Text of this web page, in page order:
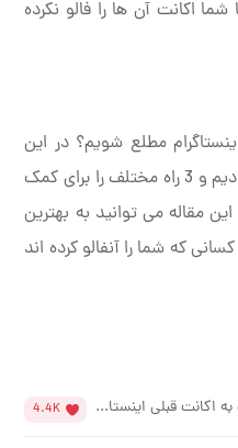
شما اکانت آن ها را فالو نکرده
مطلع شویم؟ در این
مقاله به این سوال پاسخ کاملی دادیم و 3 راه مختلف را برای کمک
مقاله می توانید به بهترین
که شما را آنفالو کرده اند
اکانت قبلی اینستا... 4.4K